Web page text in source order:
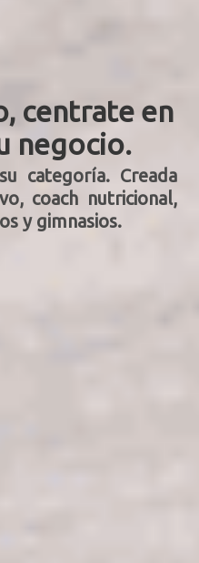
centrate en
negocio.
categoría. Creada
coach nutricional,
y gimnasios.